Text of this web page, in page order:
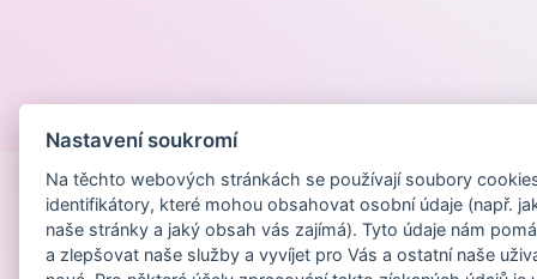
Nastavení soukromí
Na těchto webových stránkách se používají soubory
identifikátory, které mohou obsahovat osobní údaje (např.
naše stránky a jaký obsah vás zajímá). Tyto údaje nám
a zlepšovat naše služby a vyvíjet pro Vás a ostatní naše